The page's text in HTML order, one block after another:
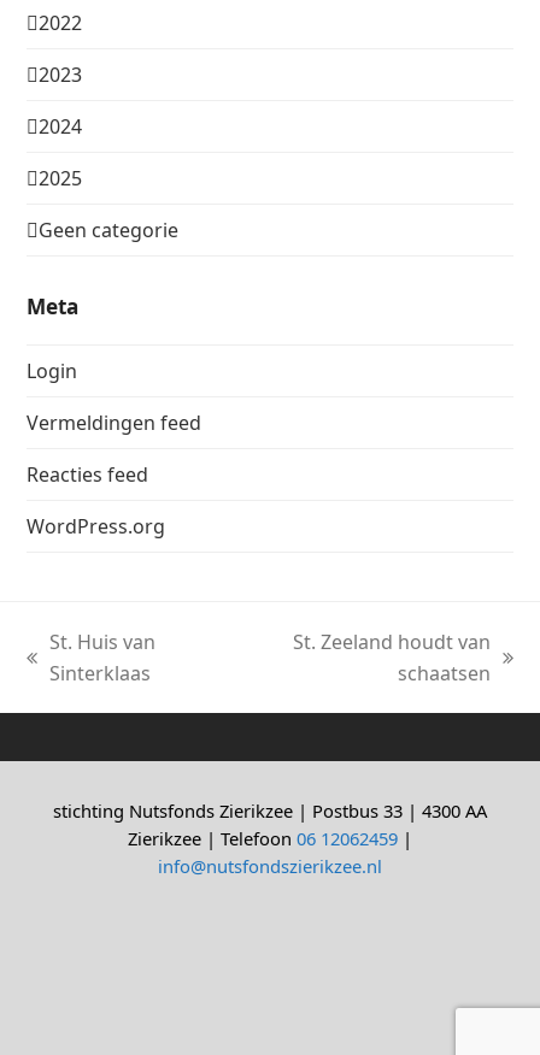
2022
2023
2024
2025
Geen categorie
Meta
Login
Vermeldingen feed
Reacties feed
WordPress.org
previous
St. Huis van
Sinterklaas
St. Zeeland houdt van
schaatsen
stichting Nutsfonds Zierikzee | Postbus 33 | 4300 AA
Zierikzee | Telefoon 06 12062459 |
info@nutsfondszierikzee.nl